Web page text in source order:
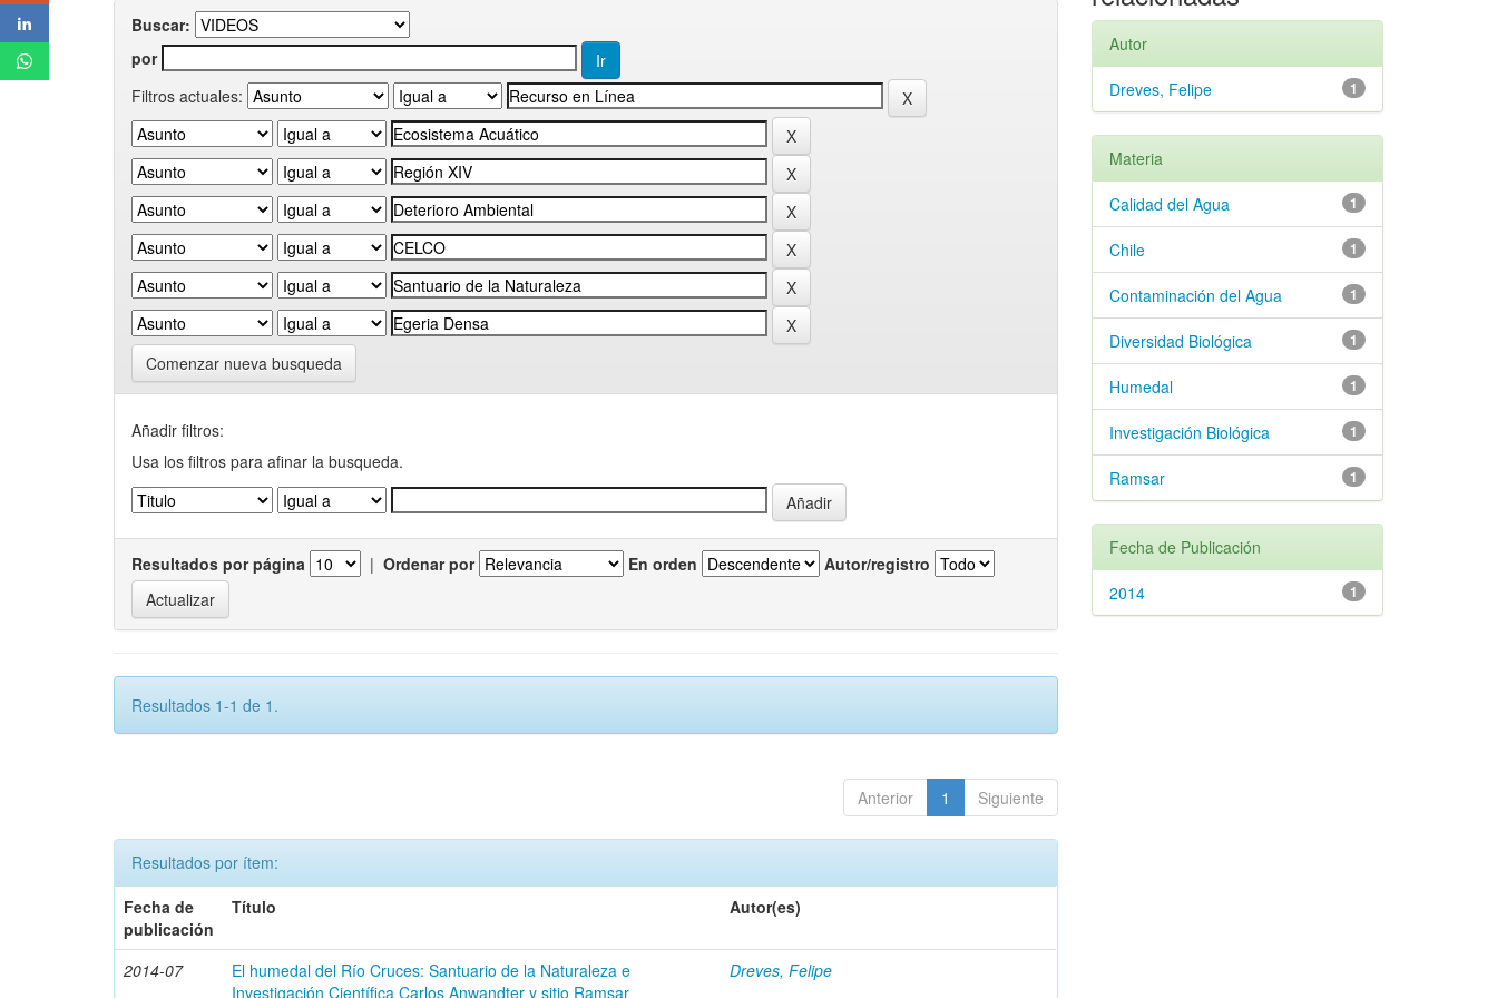
Buscar:
por
Filtros actuales:
Comenzar nueva busqueda
Añadir filtros:
Usa los filtros para afinar la busqueda.
Resultados por página | Ordenar por En orden Autor/registro
Resultados 1-1 de 1.
Anterior 1 Siguiente
Resultados por ítem:
Fecha de
publicación
Título Autor(es)
2014-07
El humedal del Río Cruces: Santuario de la Naturaleza e
Investigación Científica Carlos Anwandter y sitio Ramsar
Dreves, Felipe
Autor
1
Dreves, Felipe
Materia
1
Calidad del Agua
1
Chile
1
Contaminación del Agua
1
Diversidad Biológica
1
Humedal
1
Investigación Biológica
1
Ramsar
Fecha de Publicación
1
2014